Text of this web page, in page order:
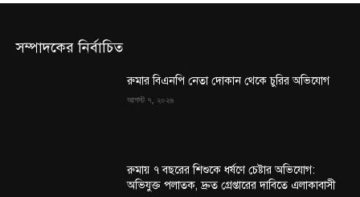
সম্পাদকের নির্বাচিত
রুমার বিএনপি নেতা দোকান থেকে চুরির অভিযোগ
আগস্ট ৭, ২০২৬
রুমায় ৭ বছরের শিশুকে ধর্ষণে চেষ্টার অভিযোগ:
অভিযুক্ত পলাতক, দ্রুত গ্রেপ্তারের দাবিতে এলাকাবাসী